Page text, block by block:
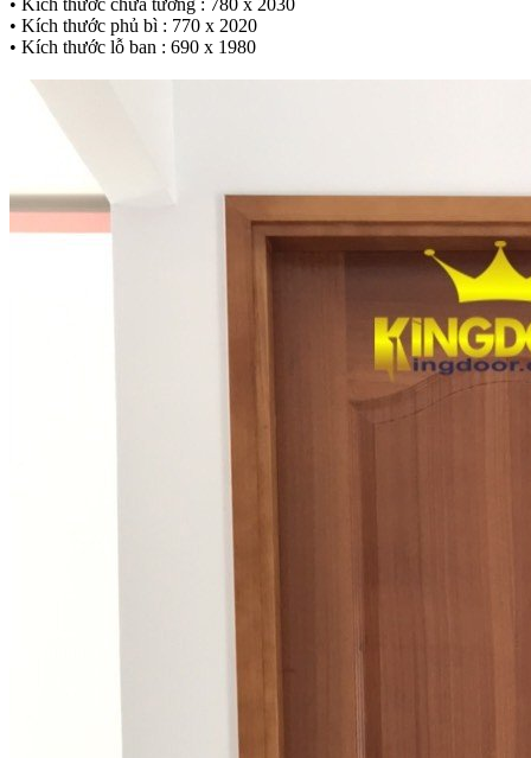
• Kích thước chừa tường : 780 x 2030
• Kích thước phủ bì : 770 x 2020
• Kích thước lỗ ban : 690 x 1980